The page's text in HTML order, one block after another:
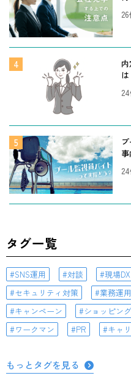
は
事
タグ一覧
SNS運用 対談 現場DX
セキュリティ対策
業務運用
キャンペーン
ショッピング
ワークマン
PR キャ
もっとタグを見る